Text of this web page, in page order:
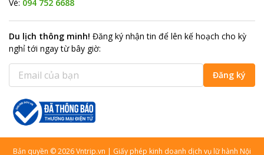
Vé: 094 752 6688
Du lịch thông minh! Đăng ký nhận tin để lên kế hoạch cho kỳ
nghỉ tới ngay từ bây giờ:
Đăng ký
Bản quyền ©2026Vntrip.vn | Giấy phép kinh doanh dịch vụ lữ hành Nội